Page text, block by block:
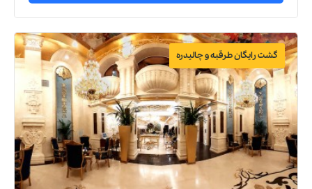
گشت رایگان طرقبه و چالیدره